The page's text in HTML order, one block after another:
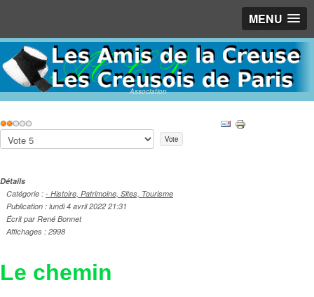
MENU
Association
Vote
utilisateur:
Veuillez
voter
Détails
Catégorie : - Histoire, Patrimoine, Sites, Tourisme
Publication : lundi 4 avril 2022 21:31
Écrit par René Bonnet
Affichages : 2998
Le chemin